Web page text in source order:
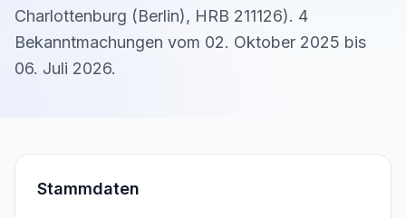
Charlottenburg (Berlin), HRB 211126). 4
Bekanntmachungen vom 02. Oktober 2025 bis
06. Juli 2026.
Stammdaten